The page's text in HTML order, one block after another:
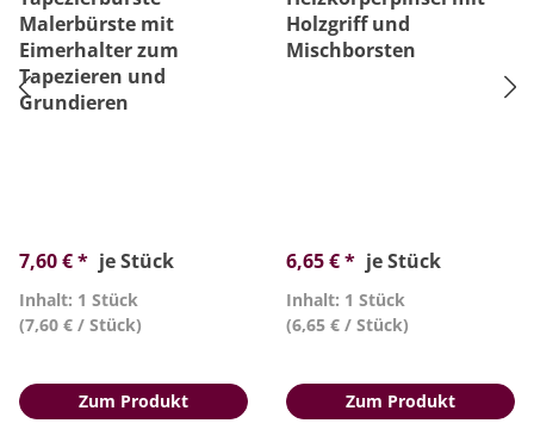
Malerbürste mit
Eimerhalter zum
Tapezieren und
Grundieren
7,60 € * je Stück
Inhalt: 1 Stück
(7,60 € / Stück)
Zum Produkt
Holzgriff und
Mischborsten
6,65 € * je Stück
Inhalt: 1 Stück
(6,65 € / Stück)
Zum Produkt